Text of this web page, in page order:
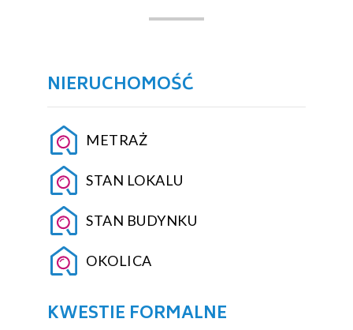
NIERUCHOMOŚĆ
METRAŻ
STAN LOKALU
STAN BUDYNKU
OKOLICA
KWESTIE FORMALNE